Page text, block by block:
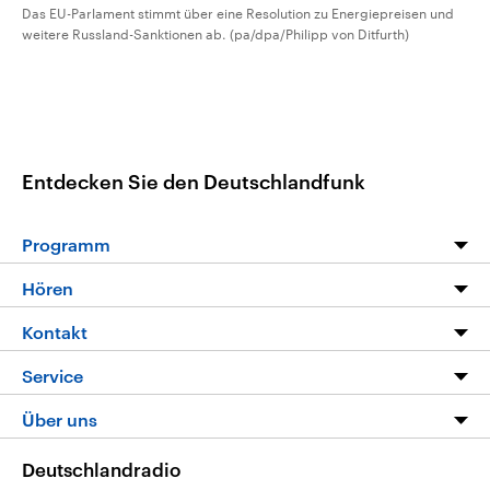
Das EU-Parlament stimmt über eine Resolution zu Energiepreisen und
weitere Russland-Sanktionen ab. (pa/dpa/Philipp von Ditfurth)
Entdecken Sie den Deutschlandfunk
Programm
Programm
Die Nachrichten
Nachrichtenleicht
Neue Beiträge auf dlf.de
Hören
Livestream
Podcasts
Deutschlandfunk App
Nachrichten App
Kontakt
Hörerservice
Service
FAQ
Veranstaltungen
Über uns
Deutschlandradio